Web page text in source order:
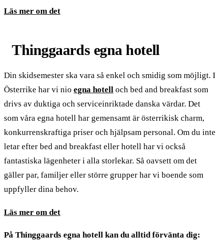
Läs mer om det
Thinggaards egna hotell
Din skidsemester ska vara så enkel och smidig som möjligt. I
Österrike har vi nio egna hotell och bed and breakfast som
drivs av duktiga och serviceinriktade danska värdar. Det
som våra egna hotell har gemensamt är österrikisk charm,
konkurrenskraftiga priser och hjälpsam personal. Om du inte
letar efter bed and breakfast eller hotell har vi också
fantastiska lägenheter i alla storlekar. Så oavsett om det
gäller par, familjer eller större grupper har vi boende som
uppfyller dina behov.
Läs mer om det
På Thinggaards egna hotell kan du alltid förvänta dig: